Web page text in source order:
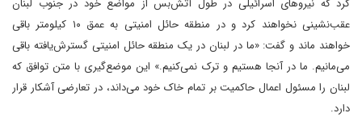
عقب‌نشینی نخواهند کرد و در منطقه حائل امنیتی به عمق ۱۰ کیلومتر باقی
خواهند ماند و گفت: «ما در لبنان در یک منطقه حائل امنیتی گسترش‌یافته باقی
می‌مانیم. ما در آنجا هستیم و ترک نمی‌کنیم.» این موضع‌گیری با متن توافق که
لبنان را مسئول اعمال حاکمیت بر تمام خاک خود می‌داند، در تعارضی آشکار قرار
دارد.